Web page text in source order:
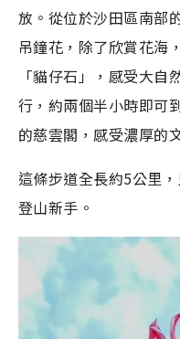
放。從位於沙田區南部
吊鐘花，除了欣賞花海
「貓仔石」，感受大自
行，約兩個半小時即可
的慈雲閣，感受濃厚的
這條步道全長約5公里
登山新手。